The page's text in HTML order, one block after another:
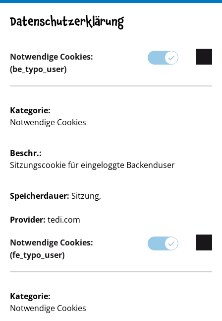
Datenschutzerklärung
Notwendige Cookies:
(be_typo_user)
Kategorie:
Notwendige Cookies
Beschr.:
Sitzungscookie für eingeloggte Backenduser
Speicherdauer: Sitzung,
Provider: tedi.com
Notwendige Cookies:
(fe_typo_user)
Kategorie:
Notwendige Cookies